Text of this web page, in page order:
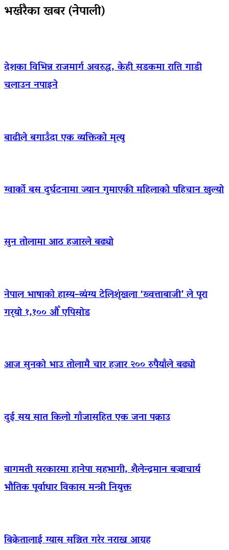
भर्खरैका खबर (नेपाली)
देशका विभिन्न राजमार्ग अवरुद्ध, केही सडकमा राति गाडी
चलाउन नपाइने
बाढीले बगाउँदा एक व्यक्तिको मृत्यु
ग्वार्को बस दुर्घटनामा ज्यान गुमाएकी महिलाको पहिचान खुल्यो
सुन तोलामा आठ हजारले बढ्यो
नेपाल भाषाको हास्य–व्यंग्य टेलिशृंखला ‘ख्वत्ताबाजी’ ले पूरा
गर्‍यो १,१०० औँ एपिसोड
आज सुनको भाउ तोलामै चार हजार २०० रुपैयाँले बढ्यो
दुई सय सात किलो गाँजासहित एक जना पक्राउ
बागमती सरकारमा हानेपा सहभागी, शैलेन्द्रमान बज्राचार्य
भौतिक पूर्वाधार विकास मन्त्री नियुक्त
बिक्रेतालाई ग्यास सञ्चित गरेर नराख्न आग्रह